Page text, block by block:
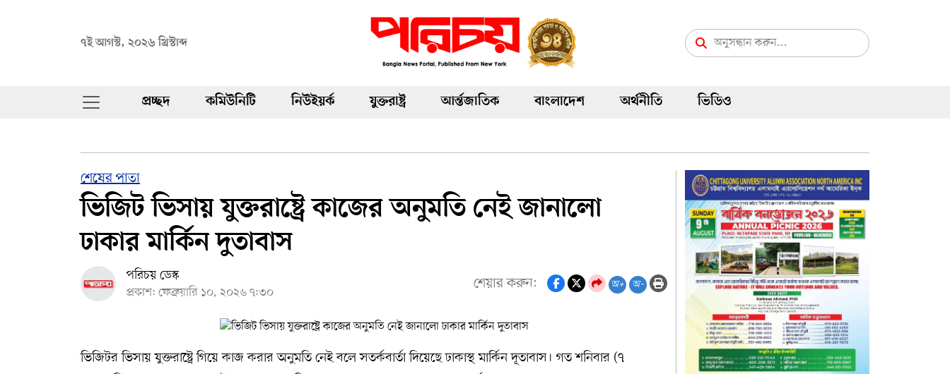
৭ই আগস্ট, ২০২৬ খ্রিস্টাব্দ
প্রচ্ছদ কমিউনিটি নিউইয়র্ক যুক্তরাষ্ট্র আর্ন্তজাতিক বাংলাদেশ অর্থনীতি ভিডিও
শেষের পাতা
ভিজিট ভিসায় যুক্তরাষ্ট্রে কাজের অনুমতি নেই জানালো
ঢাকার মার্কিন দুতাবাস
পরিচয় ডেস্ক
প্রকাশ: ফেব্রুয়ারি ১০, ২০২৬ ৭:৩০ শেয়ার করুন: অ+ অ-
ভিজিটর ভিসায় যুক্তরাষ্ট্রে গিয়ে কাজ করার অনুমতি নেই বলে সতর্কবার্তা দিয়েছে ঢাকাস্থ মার্কিন দূতাবাস। গত শনিবার (৭